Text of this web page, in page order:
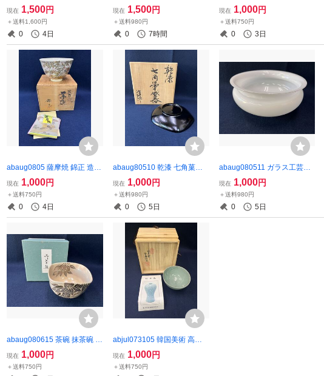
在銘 アンティーク
現在 1,500円
＋送料1,600円
0 4日
柳三 赤絵 唐子紋 長花瓶 花器
花入 置物 華道具
現在 1,500円
＋送料980円
0 7時間
抹茶碗 茶器 茶道具 在
銘
現在 1,000円
＋送料750円
0 3日
abaug0805 薩摩焼 錦正 造
色絵 金彩 華 茶碗 抹茶碗 茶
道具
現在 1,000円
＋送料750円
0 4日
abaug80510 乾漆 七角菓子
鉢 茶道具 漆器 在銘
現在 1,000円
＋送料980円
0 5日
abaug080511 ガラス工芸
ミルクガラス 水盆 花
器 アンティーク
現在 1,000円
＋送料980円
0 5日
abaug080615 茶碗 抹茶碗 茶
道具 抹茶茶碗 色絵 竹紋
現在 1,000円
＋送料750円
abjul073105 韓国美術 高麗
青磁 茶碗 茶道具 松月窯
現在 1,000円
＋送料750円